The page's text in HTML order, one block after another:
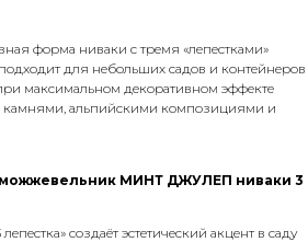
форма ниваки с тремя «лепестками»
для небольших садов и контейнеров
максимальном декоративном эффекте
камнями, альпийскими композициями и
МИНТ ДЖУЛЕП ниваки 3
создаёт эстетический акцент в саду